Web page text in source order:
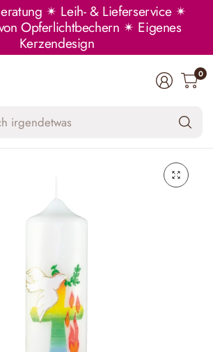
✴ Leih- & Lieferservice ✴
Opferlichtbechern ✴ Eigenes
Kerzendesign
0